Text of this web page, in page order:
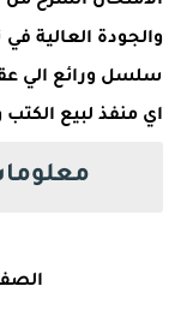
والجودة العالية
سلسل ورائع الي
اي منفذ لبيع
الصف